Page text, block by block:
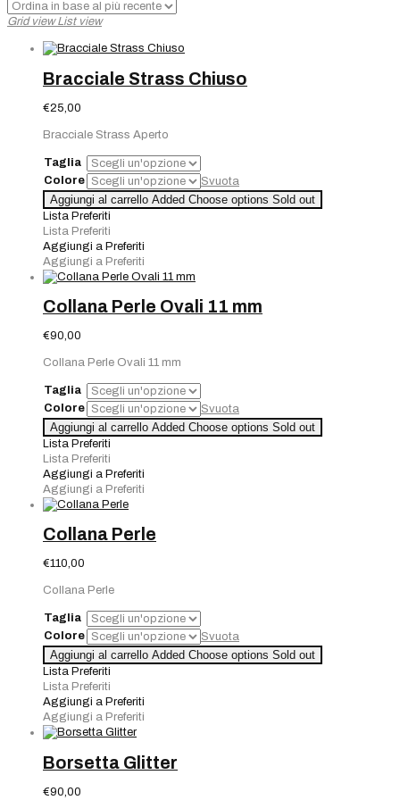
base
recente
Grid view List view
Bracciale Strass Chiuso
€25,00
Bracciale Strass Aperto
Taglia
Colore
Svuota
Aggiungi al carrello Added Choose options Sold out
Lista Preferiti
Lista Preferiti
Aggiungi a Preferiti
Aggiungi a Preferiti
Collana Perle Ovali 11 mm
€90,00
Collana Perle Ovali 11 mm
Taglia
Colore
Svuota
Aggiungi al carrello Added Choose options Sold out
Lista Preferiti
Lista Preferiti
Aggiungi a Preferiti
Aggiungi a Preferiti
Collana Perle
€110,00
Collana Perle
Taglia
Colore
Svuota
Aggiungi al carrello Added Choose options Sold out
Lista Preferiti
Lista Preferiti
Aggiungi a Preferiti
Aggiungi a Preferiti
Borsetta Glitter
€90,00